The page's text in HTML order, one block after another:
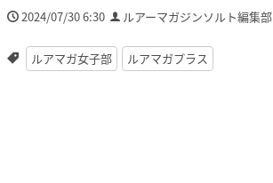
2024/07/30 6:30 ルアーマガジンソルト編集部
ルアマガ女子部 ルアマガプラス